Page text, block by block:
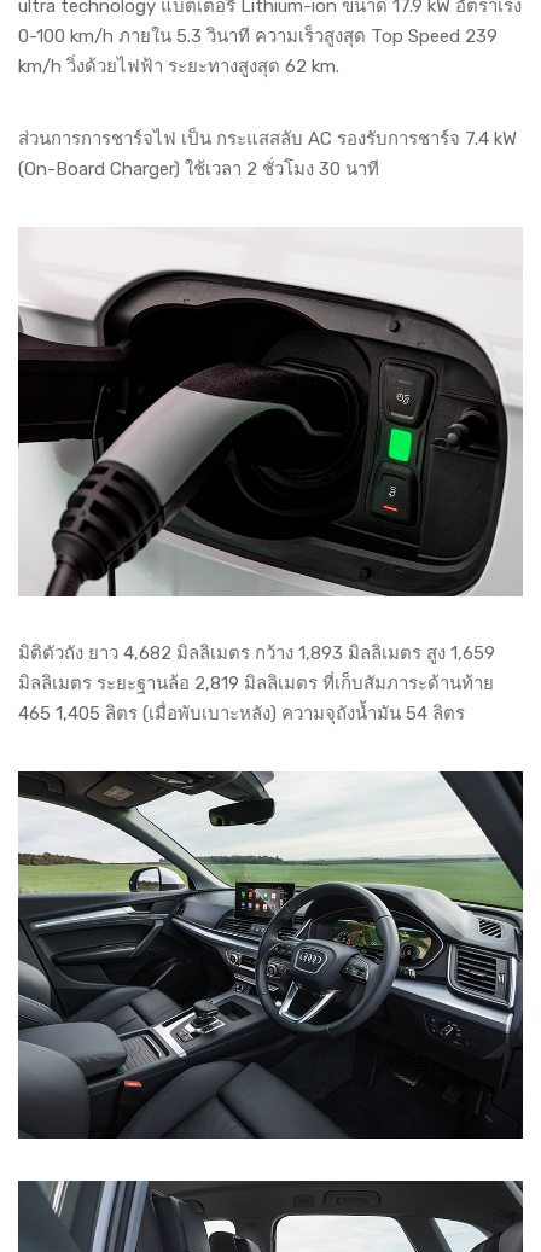
ultra technology แบตเตอรี่ Lithium-ion ขนาด 17.9 kW อัตราเร่ง
0-100 km/h ภายใน 5.3 วินาที ความเร็วสูงสุด Top Speed 239
km/h วิ่งด้วยไฟฟ้า ระยะทางสูงสุด 62 km.
ส่วนการการชาร์จไฟ เป็น กระแสสลับ AC รองรับการชาร์จ 7.4 kW
(On-Board Charger) ใช้เวลา 2 ชั่วโมง 30 นาที
มิติตัวถัง ยาว 4,682 มิลลิเมตร กว้าง 1,893 มิลลิเมตร สูง 1,659
มิลลิเมตร ระยะฐานล้อ 2,819 มิลลิเมตร ที่เก็บสัมภาระด้านท้าย
465 1,405 ลิตร (เมื่อพับเบาะหลัง) ความจุถังน้ำมัน 54 ลิตร